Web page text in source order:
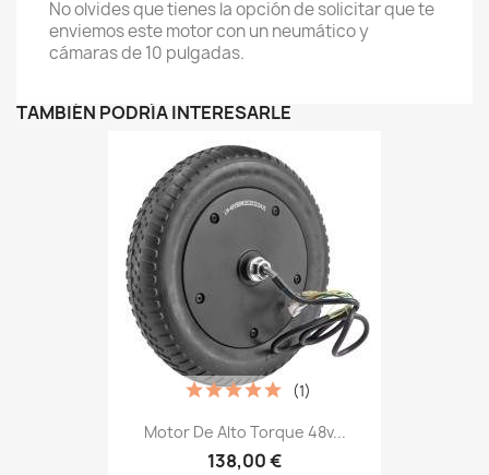
No olvides que tienes la opción de solicitar que te
enviemos este motor con un neumático y
cámaras de 10 pulgadas.
TAMBIÉN PODRÍA INTERESARLE
Motor De Alto Torque 48v...
138,00 €
(1)